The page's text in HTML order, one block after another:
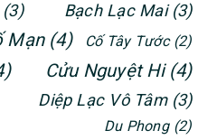
(3) Bạch Lạc Mai (3)
Mạn (4) Cố Tây Tước (2)
Cửu Nguyệt Hi (4)
Diệp Lạc Vô Tâm (3)
Du Phong (2)